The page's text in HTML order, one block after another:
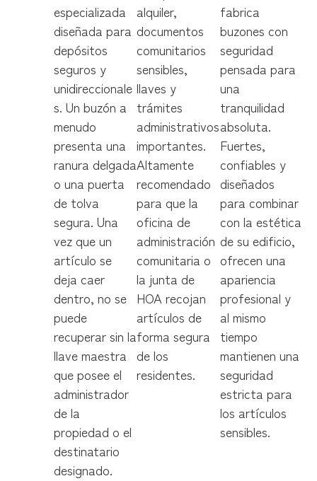
especializada
diseñada para
depósitos
seguros y
unidireccionale
s. Un buzón a
menudo
presenta una
ranura delgada
o una puerta
de tolva
segura. Una
vez que un
artículo se
deja caer
dentro, no se
puede
recuperar sin la
llave maestra
que posee el
administrador
de la
propiedad o el
destinatario
designado.
alquiler,
documentos
comunitarios
sensibles,
llaves y
trámites
administrativos
importantes.
Altamente
recomendado
para que la
oficina de
administración
comunitaria o
la junta de
HOA recojan
artículos de
forma segura
de los
residentes.
fabrica
buzones con
seguridad
pensada para
una
tranquilidad
absoluta.
Fuertes,
confiables y
diseñados
para combinar
con la estética
de su edificio,
ofrecen una
apariencia
profesional y
al mismo
tiempo
mantienen una
seguridad
estricta para
los artículos
sensibles.